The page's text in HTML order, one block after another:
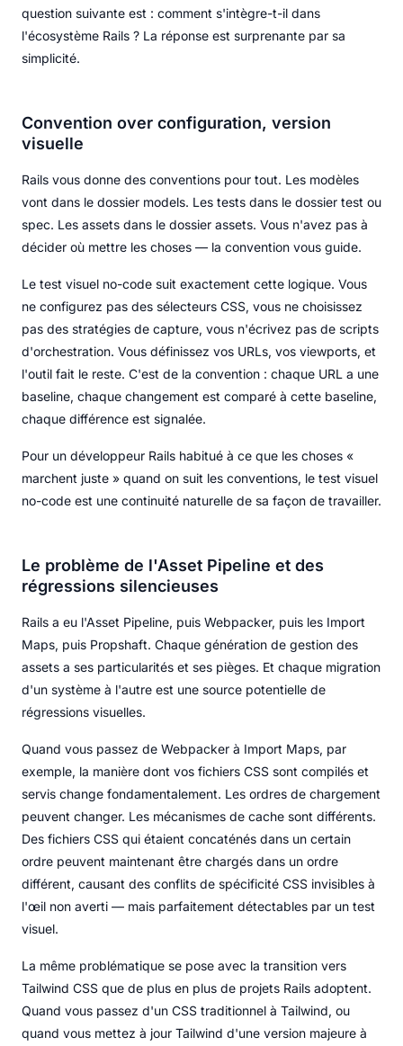
question suivante est : comment s'intègre-t-il dans
l'écosystème Rails ? La réponse est surprenante par sa
simplicité.
Convention over configuration, version
visuelle
Rails vous donne des conventions pour tout. Les modèles
vont dans le dossier models. Les tests dans le dossier test ou
spec. Les assets dans le dossier assets. Vous n'avez pas à
décider où mettre les choses — la convention vous guide.
Le test visuel no-code suit exactement cette logique. Vous
ne configurez pas des sélecteurs CSS, vous ne choisissez
pas des stratégies de capture, vous n'écrivez pas de scripts
d'orchestration. Vous définissez vos URLs, vos viewports, et
l'outil fait le reste. C'est de la convention : chaque URL a une
baseline, chaque changement est comparé à cette baseline,
chaque différence est signalée.
Pour un développeur Rails habitué à ce que les choses «
marchent juste » quand on suit les conventions, le test visuel
no-code est une continuité naturelle de sa façon de travailler.
Le problème de l'Asset Pipeline et des
régressions silencieuses
Rails a eu l'Asset Pipeline, puis Webpacker, puis les Import
Maps, puis Propshaft. Chaque génération de gestion des
assets a ses particularités et ses pièges. Et chaque migration
d'un système à l'autre est une source potentielle de
régressions visuelles.
Quand vous passez de Webpacker à Import Maps, par
exemple, la manière dont vos fichiers CSS sont compilés et
servis change fondamentalement. Les ordres de chargement
peuvent changer. Les mécanismes de cache sont différents.
Des fichiers CSS qui étaient concaténés dans un certain
ordre peuvent maintenant être chargés dans un ordre
différent, causant des conflits de spécificité CSS invisibles à
l'œil non averti — mais parfaitement détectables par un test
visuel.
La même problématique se pose avec la transition vers
Tailwind CSS que de plus en plus de projets Rails adoptent.
Quand vous passez d'un CSS traditionnel à Tailwind, ou
quand vous mettez à jour Tailwind d'une version majeure à